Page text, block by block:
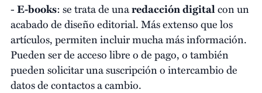
-E-books: se trata de unaredacción digitalcon un
acabado de diseño editorial. Más extenso que los
artículos, permiten incluir mucha más información.
Pueden ser de acceso libre o de pago, o también
pueden solicitar una suscripción o intercambio de
datos de contactos a cambio.